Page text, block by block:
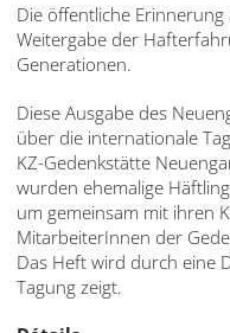
Die öffentliche
Weitergabe der
Generationen.
Diese Ausgabe des
über die internationale
KZ-Gedenkstätte
wurden ehemalige
um gemeinsam mit ihren
MitarbeiterInnen der
Das Heft wird durch eine
Tagung zeigt.